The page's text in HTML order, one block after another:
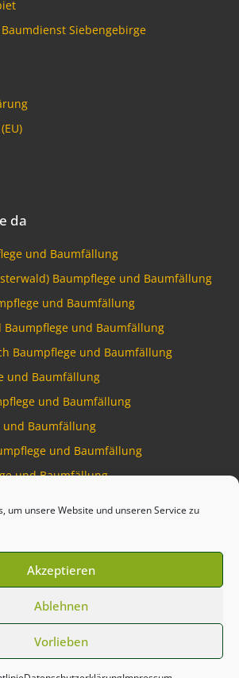
um unsere Website und unseren Service zu
Akzeptieren
Ablehnen
Vorlieben
Siebengebirge
da
und Baumfällung
Baumpflege und Baumfällung
und Baumfällung
Baumpflege und Baumfällung
Baumpflege und Baumfällung
und Baumfällung
und Baumfällung
und Baumfällung
und Baumfällung
und Baumfällung
Siebengebirge
by Talking Pixel